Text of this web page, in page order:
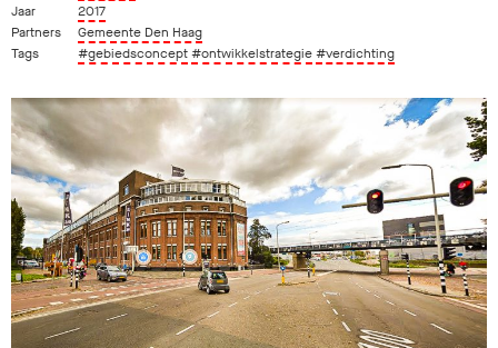
Jaar
2017
Partners
Gemeente Den Haag
Tags
#gebiedsconcept#ontwikkelstrategie#verdichting